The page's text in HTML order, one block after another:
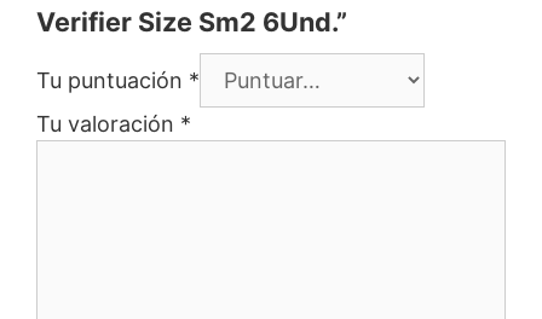
Verifier Size Sm2 6Und.”
Tu puntuación *
Tu valoración *